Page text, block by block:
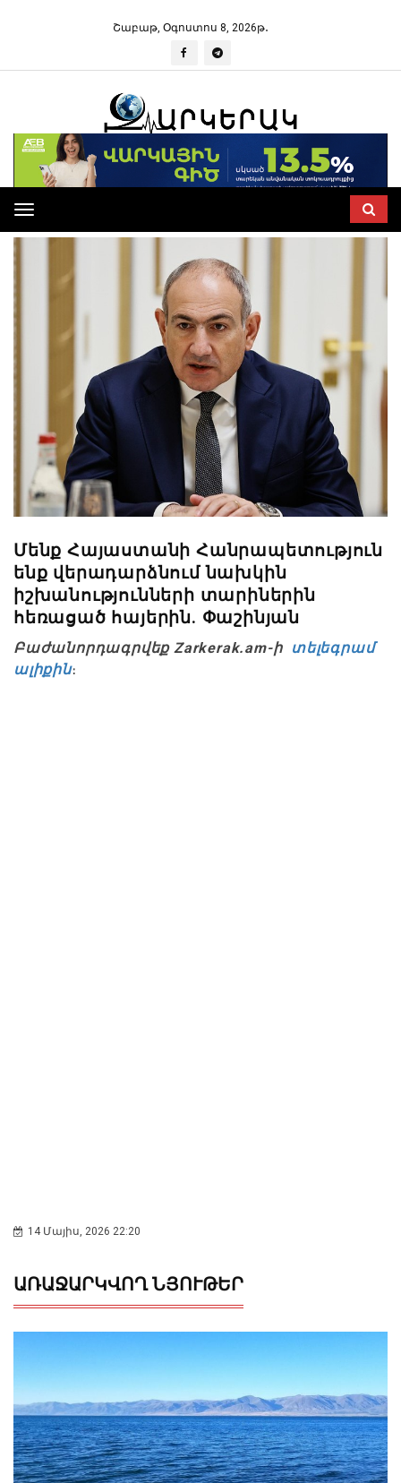
Շաբաթ, Օգոստոս 8, 2026թ․
Toggle
navigation
Մենք Հայաստանի Հանրապետություն
ենք վերադարձնում նախկին
իշխանությունների տարիներին
հեռացած հայերին. Փաշինյան
Բաժանորդագրվեք Zarkerak.am-ի տելեգրամ
ալիքին։
14 Մայիս, 2026 22:20
ԱՌԱՋԱՐԿՎՈՂ ՆՅՈՒԹԵՐ